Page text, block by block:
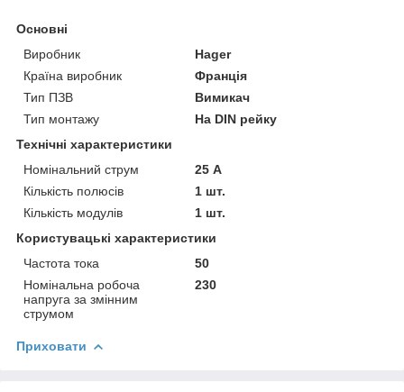
Основні
Виробник
Hager
Країна виробник
Франція
Тип ПЗВ
Вимикач
Тип монтажу
На DIN рейку
Технічні характеристики
Номінальний струм
25 А
Кількість полюсів
1 шт.
Кількість модулів
1 шт.
Користувацькі характеристики
Частота тока
50
Номінальна робоча
напруга за змінним
струмом
230
Приховати